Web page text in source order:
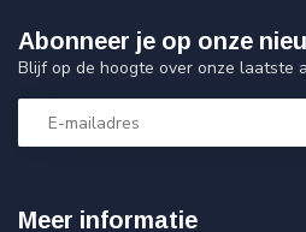
Meer informatie
Abonneer je op onze
Blijf op de hoogte over onze laatste